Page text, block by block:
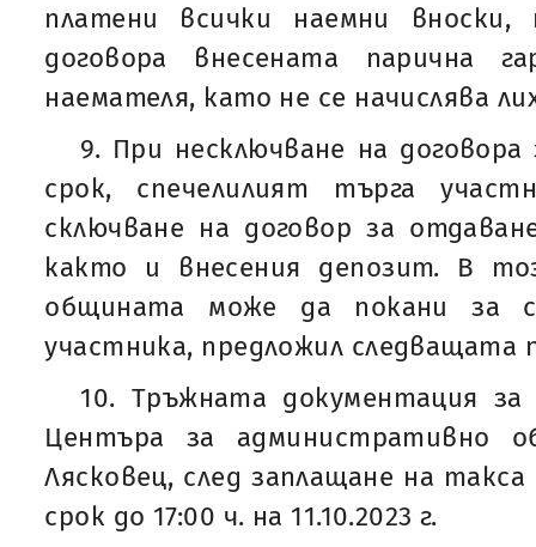
платени всички наемни вноски,
договора внесената парична
наемателя, като не се начислява
9. При несключване на
срок, спечелилият търга
сключване на договор за
както и внесения депозит. В
общината може да покани за
участника, предложил следващата
10. Тръжната документация
Центъра за административно
Лясковец, след заплащане на
срок до 17:00 ч. на 11.10.2023 г.